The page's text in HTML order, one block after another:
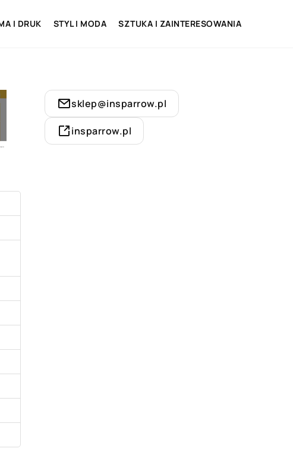
I DRUK STYL I MODA SZTUKA I ZAINTERESOWANIA
sklep@insparrow.pl
insparrow.pl